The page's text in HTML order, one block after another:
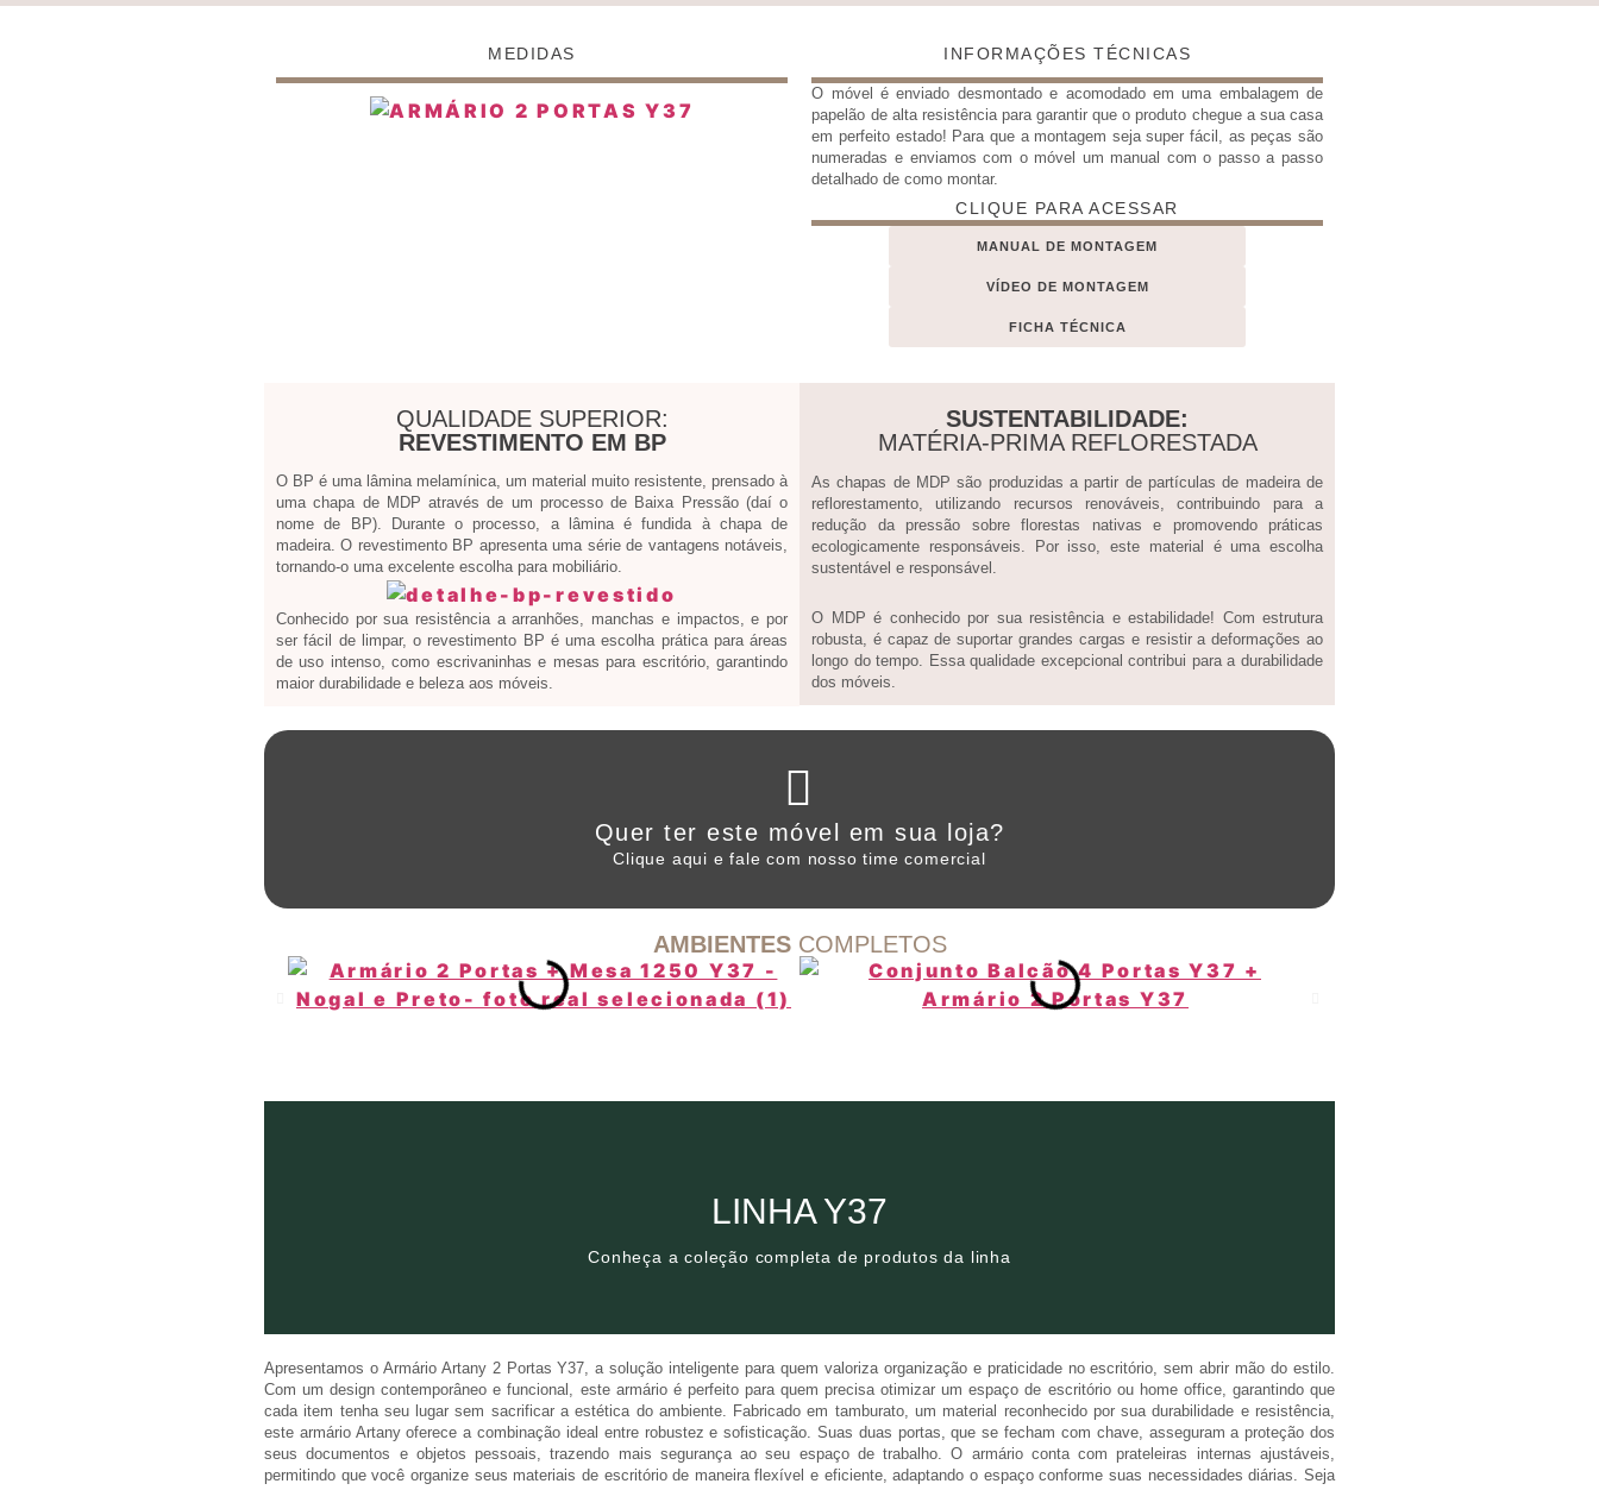
MEDIDAS INFORMAÇÕES TÉCNICAS
O móvel é enviado desmontado e acomodado em uma embalagem de
papelão de alta resistência para garantir que o produto chegue a sua casa
em perfeito estado! Para que a montagem seja super fácil, as peças são
numeradas e enviamos com o móvel um manual com o passo a passo
detalhado de como montar.
CLIQUE PARA ACESSAR
MANUAL DE MONTAGEM
VÍDEO DE MONTAGEM
FICHA TÉCNICA
QUALIDADE SUPERIOR:
REVESTIMENTO EM BP
O BP é uma lâmina melamínica, um material muito resistente, prensado à
uma chapa de MDP através de um processo de Baixa Pressão (daí o
nome de BP). Durante o processo, a lâmina é fundida à chapa de
madeira. O revestimento BP apresenta uma série de vantagens notáveis,
tornando-o uma excelente escolha para mobiliário.
Conhecido por sua resistência a arranhões, manchas e impactos, e por
ser fácil de limpar, o revestimento BP é uma escolha prática para áreas
de uso intenso, como escrivaninhas e mesas para escritório, garantindo
maior durabilidade e beleza aos móveis.
SUSTENTABILIDADE:
MATÉRIA-PRIMA REFLORESTADA
As chapas de MDP são produzidas a partir de partículas de madeira de
reflorestamento, utilizando recursos renováveis, contribuindo para a
redução da pressão sobre florestas nativas e promovendo práticas
ecologicamente responsáveis. Por isso, este material é uma escolha
sustentável e responsável.
O MDP é conhecido por sua resistência e estabilidade! Com estrutura
robusta, é capaz de suportar grandes cargas e resistir a deformações ao
longo do tempo. Essa qualidade excepcional contribui para a durabilidade
dos móveis.
Quer ter este móvel em sua loja?
Clique aqui e fale com nosso time comercial
WHATSAPP ARTANY
Clique aqui
AMBIENTESCOMPLETOS
LINHA Y37
Conheça a coleção completa de produtos da linha
LINHA Y37
Conheça a coleção completa de produtos da linha
Apresentamos o Armário Artany 2 Portas Y37, a solução inteligente para quem valoriza organização e praticidade no escritório, sem abrir mão do estilo.
Com um design contemporâneo e funcional, este armário é perfeito para quem precisa otimizar um espaço de escritório ou home office, garantindo que
cada item tenha seu lugar sem sacrificar a estética do ambiente. Fabricado em tamburato, um material reconhecido por sua durabilidade e resistência,
este armário Artany oferece a combinação ideal entre robustez e sofisticação. Suas duas portas, que se fecham com chave, asseguram a proteção dos
seus documentos e objetos pessoais, trazendo mais segurança ao seu espaço de trabalho. O armário conta com prateleiras internas ajustáveis,
permitindo que você organize seus materiais de escritório de maneira flexível e eficiente, adaptando o espaço conforme suas necessidades diárias. Seja